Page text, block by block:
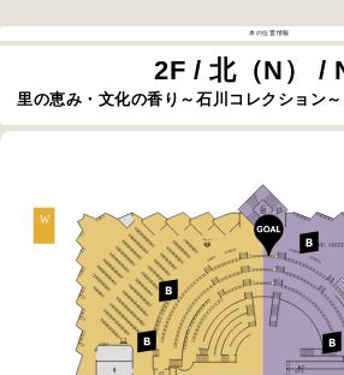
本の位置情報
2F / 北（N） /
里の恵み・文化の香り～石川コレクション